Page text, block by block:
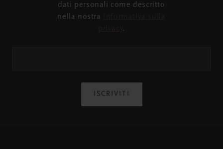
dati personali come descritto
nella nostra
.
ISCRIVITI